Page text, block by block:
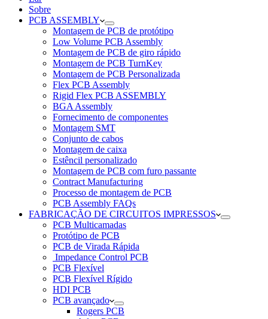
Sobre
PCB ASSEMBLY
Montagem de PCB de protótipo
Low Volume PCB Assembly
Montagem de PCB de giro rápido
Montagem de PCB TurnKey
Montagem de PCB Personalizada
Flex PCB Assembly
Rigid Flex PCB ASSEMBLY
BGA Assembly
Fornecimento de componentes
Montagem SMT
Conjunto de cabos
Montagem de caixa
Estêncil personalizado
Montagem de PCB com furo passante
Contract Manufacturing
Processo de montagem de PCB
PCB Assembly FAQs
FABRICAÇÃO DE CIRCUITOS IMPRESSOS
PCB Multicamadas
Protótipo de PCB
PCB de Virada Rápida
Impedance Control PCB
PCB Flexível
PCB Flexível Rígido
HDI PCB
PCB avançado
Rogers PCB